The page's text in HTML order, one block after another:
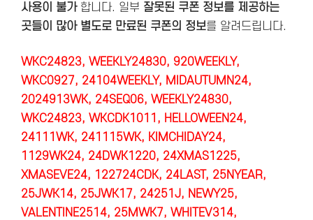
사용이 불가합니다. 일부 잘못된 쿠폰 정보를 제공하는
곳들이 많아 별도로 만료된 쿠폰의 정보를 알려드립니다.
WKC24823, WEEKLY24830, 920WEEKLY,
WKC0927, 24104WEEKLY, MIDAUTUMN24,
2024913WK, 24SEQ06, WEEKLY24830,
WKC24823, WKCDK1011, HELLOWEEN24,
24111WK, 241115WK, KIMCHIDAY24,
1129WK24, 24DWK1220, 24XMAS1225,
XMASEVE24, 122724CDK, 24LAST, 25NYEAR,
25JWK14, 25JWK17, 24251J, NEWY25,
VALENTINE2514, 25MWK7, WHITEV314,